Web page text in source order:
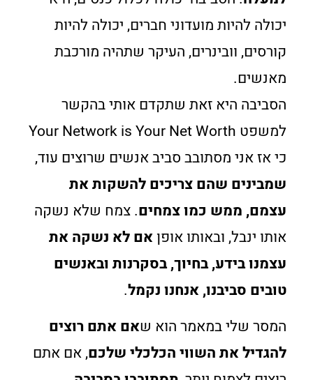
יכולה להיות מועדוני חברים, יכולה להיות
קורסים, וובינרים, העיקר שתהיה מורכבת
מאנשים.
הסביבה היא זאת שתקדם אותי בהקשר
למשפט Your Network is Your Net Worth
כי אז אני מסתובב סביב אנשים שרוצים עוד,
שמבינים שהם צריכים להשקות את
עצמם, ממש כמו צמחים. צמח שלא נשקה
אותו ינבל, ובאותו אופןאם לא נשקה את
עצמנו בידע, בחיוך, בסקרנות ובאנשים
טובים סביבנו, אנחנו נקמל.
המסר שלי במאמר הוא שאם אתם רוצים
להגדיל את השווי הכלכלי שלכם, אם אתם